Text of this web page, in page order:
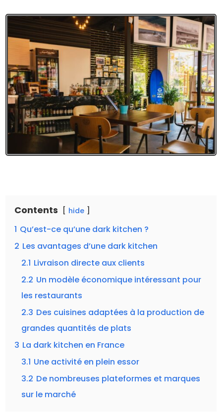
Contents hide
1 Qu’est-ce qu’une dark kitchen ?
2 Les avantages d’une dark kitchen
2.1 Livraison directe aux clients
2.2 Un modèle économique intéressant pour
les restaurants
2.3 Des cuisines adaptées à la production de
grandes quantités de plats
3 La dark kitchen en France
3.1 Une activité en plein essor
3.2 De nombreuses plateformes et marques
sur le marché